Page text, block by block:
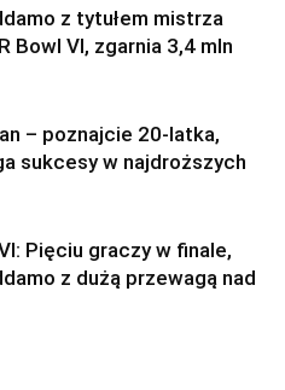
z tytułem mistrza
Bowl VI, zgarnia 3,4 mln
– poznajcie 20-latka,
sukcesy w najdroższych
Pięciu graczy w finale,
z dużą przewagą nad